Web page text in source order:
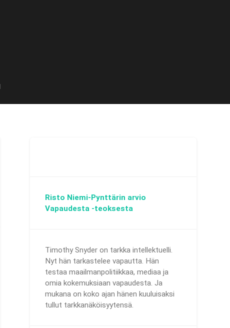
Risto Niemi-Pynttärin arvio
Vapaudesta -teoksesta
Timothy Snyder on tarkka intellektuelli.
Nyt hän tarkastelee vapautta. Hän
testaa maailmanpolitiikkaa, mediaa ja
omia kokemuksiaan vapaudesta. Ja
mukana on koko ajan hänen kuuluisaksi
tullut tarkkanäköisyytensä.